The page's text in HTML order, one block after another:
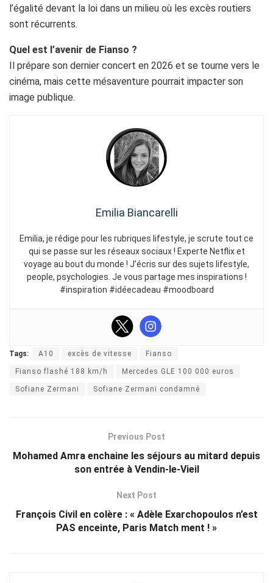
l’égalité devant la loi dans un milieu où les excès routiers
sont récurrents.
Quel est l’avenir de Fianso ?
Il prépare son dernier concert en 2026 et se tourne vers le
cinéma, mais cette mésaventure pourrait impacter son
image publique.
Emilia Biancarelli
Emilia, je rédige pour les rubriques lifestyle, je scrute tout ce
qui se passe sur les réseaux sociaux ! Experte Netflix et
voyage au bout du monde ! J’écris sur des sujets lifestyle,
people, psychologies. Je vous partage mes inspirations !
#inspiration #idéecadeau #moodboard
Tags: A10 excès de vitesse Fianso
Fianso flashé 188 km/h Mercedes GLE 100 000 euros
Sofiane Zermani Sofiane Zermani condamné
Previous Post
Mohamed Amra enchaine les séjours au mitard depuis
son entrée à Vendin-le-Vieil
Next Post
François Civil en colère : « Adèle Exarchopoulos n’est
PAS enceinte, Paris Match ment ! »